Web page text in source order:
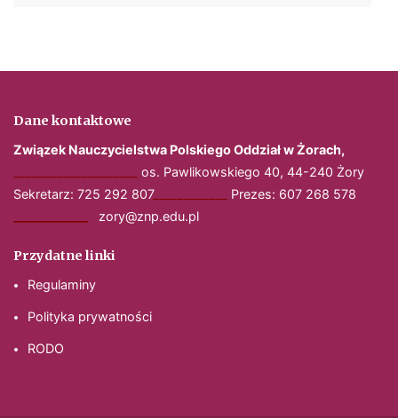
Dane kontaktowe
Związek Nauczycielstwa PolskiegoOddział w Żorach,
os. Pawlikowskiego 40, 44-240 Żory
Sekretarz: 725 292 807____________
Prezes: 607 268 578
zory@znp.edu.pl
Przydatne linki
Regulaminy
Polityka prywatności
RODO